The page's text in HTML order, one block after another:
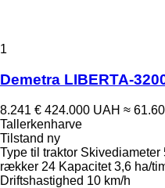
1
Demetra LIBERTA-
8.241 € 424.000 UAH ≈
Tallerkenharve
Tilstand ny
Type til traktor Skivediameter
rækker 24 Kapacitet 3,6 ha/
Driftshastighed 10 km/h